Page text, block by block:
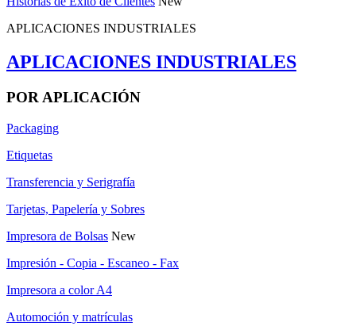
APLICACIONES INDUSTRIALES
APLICACIONES INDUSTRIALES
POR APLICACIÓN
Packaging
Etiquetas
Transferencia y Serigrafía
Tarjetas, Papelería y Sobres
Impresora de Bolsas New
Impresión - Copia - Escaneo - Fax
Impresora a color A4
Automoción y matrículas